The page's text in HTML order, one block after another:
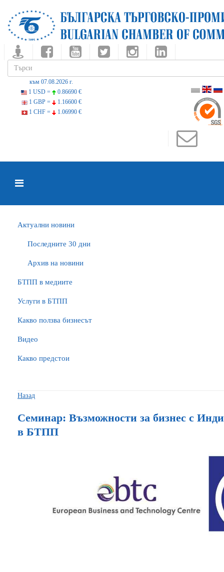
към 07.08.2026 г.
1 USD =
0.86690 €
1 GBP =
1.16600 €
1 CHF =
1.06990 €
Актуални новини
Последните 30 дни
Архив на новини
БTПП в медиите
Услуги в БТПП
Какво ползва бизнесът
Видео
Какво предстои
Назад
Семинар: Възможности за бизнес с
в БТПП